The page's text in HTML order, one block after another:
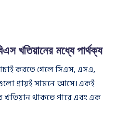
মধ্যে পার্থক্য
করতে গেলে সিএস, এসএ,
প্রায়ই সামনে আসে। একই
খতিয়ান থাকতে পারে এবং এক